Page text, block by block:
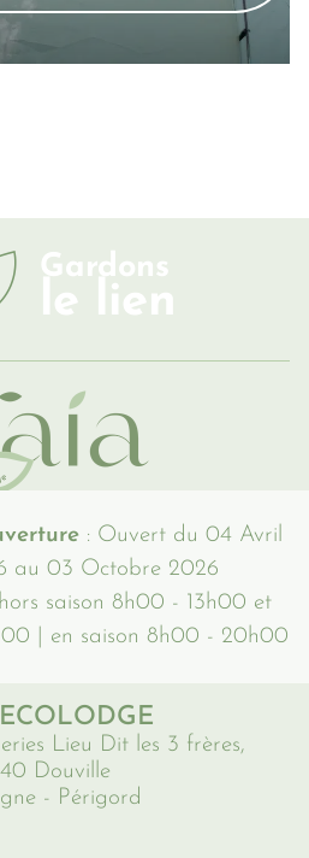
Gardons
le lien
: Ouvert du 04 Avril
au 03 Octobre 2026
saison 8h00 - 13h00 et
| en saison 8h00 - 20h00
Lieu Dit les 3 frères,
Douville
- Périgord